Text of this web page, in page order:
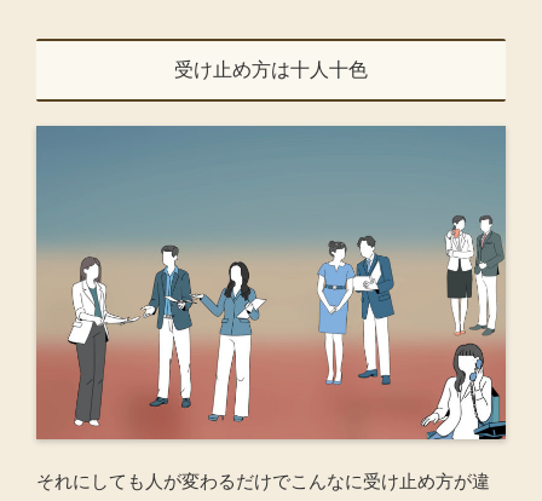
受け止め方は十人十色
それにしても人が変わるだけでこんなに受け止め方が違